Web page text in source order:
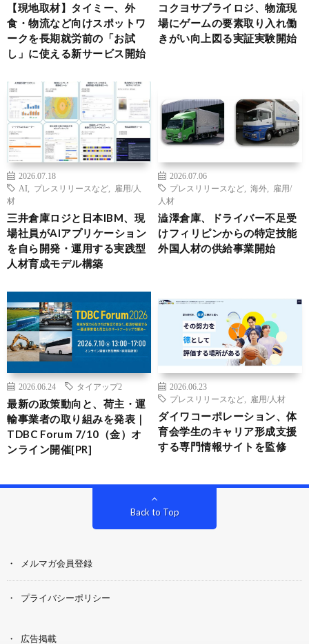
【現地取材】タイミー、外
食・物流など向けスポットワ
ークを長期就労前の「お試
し」に使える新サービス開始
コクヨサプライロジ、物流現
場にゲームの要素取り入れ働
きがい向上図る実証実験開始
2026.07.18
AI
プレスリリースなど
雇用/人
材
三井倉庫ロジと日本IBM、現
場社員がAIアプリケーション
を自ら開発・運用する実践型
人材育成モデル構築
2026.07.06
プレスリリースなど
海外
雇用/
人材
澁澤倉庫、ドライバー不足受
けフィリピンからの特定技能
外国人材の供給事業開始
2026.06.24 タイアップ2
最新の政策動向と、荷主・運
輸事業者の取り組みを発表｜
TDBC Forum 7/10（金）オ
ンライン開催[PR]
2026.06.23
プレスリリースなど
雇用/人材
ダイワコーポレーション、体
育会学生のキャリア形成支援
する専門情報サイトを監修
Back to Top
メルマガ会員登録
プライバシーポリシー
広告掲載